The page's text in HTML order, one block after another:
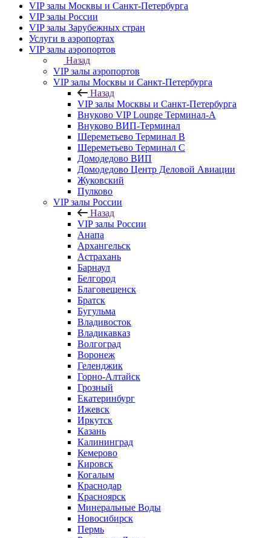
VIP залы Москвы и Санкт-Петербурга
VIP залы Росcии
VIP залы Зарубежных стран
Услуги в аэропортах
VIP залы аэропортов
Назад
VIP залы аэропортов
VIP залы Москвы и Санкт-Петербурга
Назад
VIP залы Москвы и Санкт-Петербурга
Внуково VIP Lounge Терминал-А
Внуково ВИП-Терминал
Шереметьево Терминал B
Шереметьево Терминал C
Домодедово ВИП
Домодедово Центр Деловой Авиации
Жуковский
Пулково
VIP залы России
Назад
VIP залы России
Анапа
Архангельск
Астрахань
Барнаул
Белгород
Благовещенск
Братск
Бугульма
Владивосток
Владикавказ
Волгоград
Воронеж
Геленджик
Горно-Алтайск
Грозный
Екатеринбург
Ижевск
Иркутск
Казань
Калининград
Кемерово
Кировск
Когалым
Краснодар
Красноярск
Минеральные Воды
Новосибирск
Пермь